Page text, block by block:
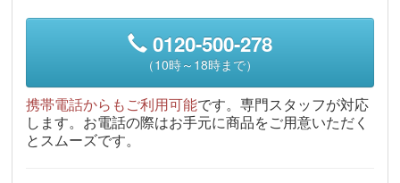
0120-500-278
（10時～18時まで）
携帯電話からもご利用可能です。専門スタッフが対応
します。お電話の際はお手元に商品をご用意いただく
とスムーズです。